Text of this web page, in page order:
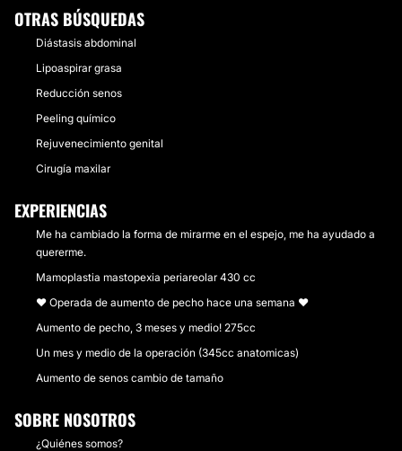
OTRAS BÚSQUEDAS
Diástasis abdominal
Lipoaspirar grasa
Reducción senos
Peeling químico
Rejuvenecimiento genital
Cirugía maxilar
EXPERIENCIAS
Me ha cambiado la forma de mirarme en el espejo, me ha ayudado a
quererme.
Mamoplastia mastopexia periareolar 430 cc
❤️ Operada de aumento de pecho hace una semana ❤️
Aumento de pecho, 3 meses y medio! 275cc
Un mes y medio de la operación (345cc anatomicas)
Aumento de senos cambio de tamaño
SOBRE NOSOTROS
¿Quiénes somos?